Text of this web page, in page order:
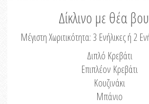
Δίκλινο με θέα
Μέγιστη Χωριτικότητα: 3 Ενήλικες ή 2
Διπλό Κρεβάτι
Επιπλέον Κρεβάτι
Κουζινάκι
Μπάνιο